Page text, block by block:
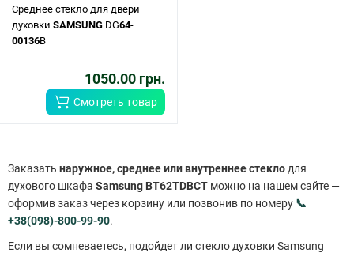
Среднее стекло для двери
духовки SAMSUNG DG64-
00136B
1050.00 грн.
Смотреть товар
Заказать наружное, среднее или внутреннее стекло для
духового шкафа Samsung BT62TDBCT можно на нашем сайте —
оформив заказ через корзину или позвонив по номеру 📞
+38(098)-800-99-90.
Если вы сомневаетесь, подойдет ли стекло духовки Samsung